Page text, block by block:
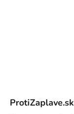
ProtiZaplave.sk